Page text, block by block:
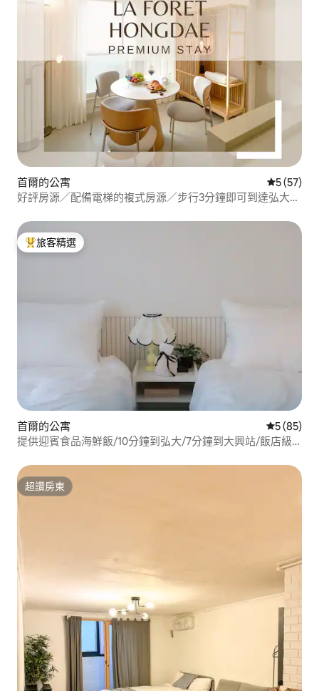
首爾的公寓 從 57 則評
5 (57)
好評房源／配備電梯的複式房源／步行3分鐘即可到達弘大，
旅客精選榜首
旅客精選
首爾的公寓 從 85 則評
5 (85)
提供迎賓食品海鮮飯/10分鐘到弘大/7分鐘到大興站/飯店級
超讚房東
超讚房東